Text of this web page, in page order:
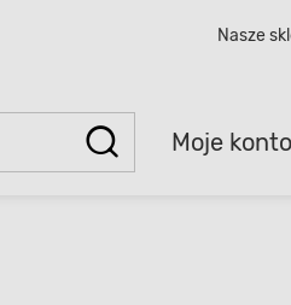
Nasze
Moje konto